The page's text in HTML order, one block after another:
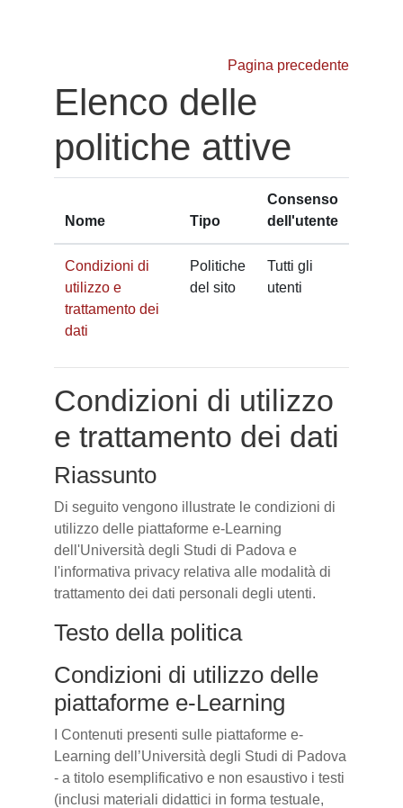
Pagina precedente
Elenco delle
politiche attive
Nome Tipo
Consenso
dell'utente
Condizioni di
utilizzo e
trattamento dei
dati
Politiche
del sito
Tutti gli
utenti
Condizioni di utilizzo
e trattamento dei dati
Riassunto
Di seguito vengono illustrate le condizioni di
utilizzo delle piattaforme e-Learning
dell'Università degli Studi di Padova e
l'informativa privacy relativa alle modalità di
trattamento dei dati personali degli utenti.
Testo della politica
Condizioni di utilizzo delle
piattaforme e-Learning
I Contenuti presenti sulle piattaforme e-
Learning dell’Università degli Studi di Padova
- a titolo esemplificativo e non esaustivo i testi
(inclusi materiali didattici in forma testuale,